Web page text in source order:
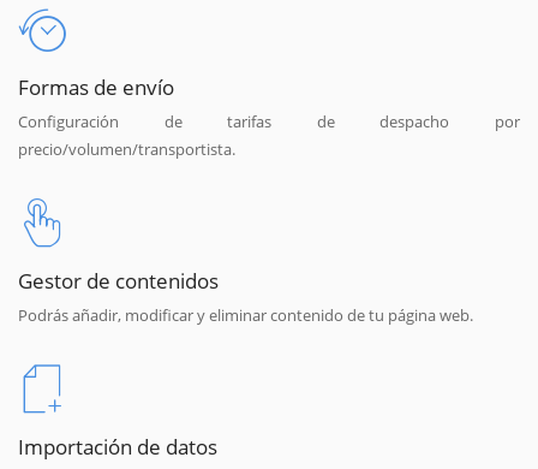
Formas de envío
Configuración de tarifas de despacho por
precio/volumen/transportista.
Gestor de contenidos
Podrás añadir, modificar y eliminar contenido de tu página web.
Importación de datos